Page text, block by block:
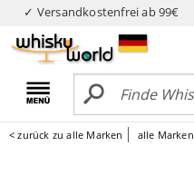
✓ Versandkostenfrei ab 99€
< zurück zu alle Marken alle Marken